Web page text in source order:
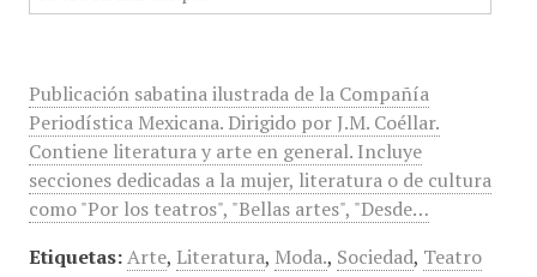
Publicación sabatina ilustrada de la Compañía
Periodística Mexicana. Dirigido por J.M. Coéllar.
Contiene literatura y arte en general. Incluye
secciones dedicadas a la mujer, literatura o de cultura
como "Por los teatros", "Bellas artes", "Desde…
Etiquetas: Arte, Literatura, Moda., Sociedad, Teatro